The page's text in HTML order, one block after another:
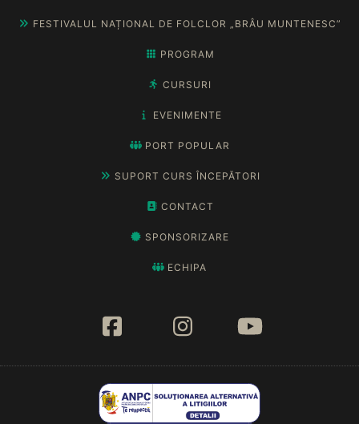
FESTIVALUL NAȚIONAL DE FOLCLOR „BRÂU MUNTENESC”
PROGRAM
CURSURI
EVENIMENTE
PORT POPULAR
SUPORT CURS ÎNCEPĂTORI
CONTACT
SPONSORIZARE
ECHIPA